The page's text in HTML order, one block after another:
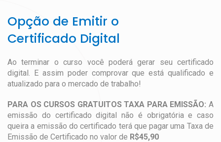
Opção de Emitir o
Certificado Digital
Ao terminar o curso você poderá gerar seu certificado
digital. E assim poder comprovar que está qualificado e
atualizado para o mercado de trabalho!
PARA OS CURSOS GRATUITOS TAXA PARA EMISSÃO: A
emissão do certificado digital não é obrigatória e caso
queira a emissão do certificado terá que pagar uma Taxa de
Emissão de Certificado no valor de R$45,90